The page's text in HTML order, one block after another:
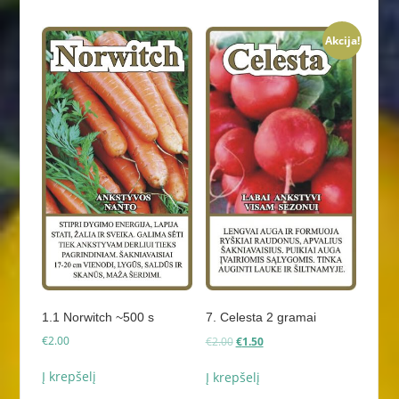
1.1 Norwitch ~500 s
€2.00
Į krepšelį
Akcija!
7. Celesta 2 gramai
€2.00 Original
was:
€1.50Current
Į krepšelį